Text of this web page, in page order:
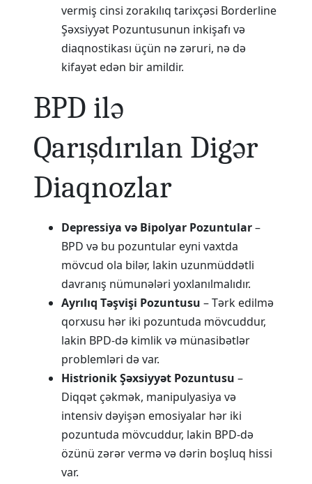
vermiş cinsi zorakılıq tarixçəsi Borderline
Şəxsiyyət Pozuntusunun inkişafı və
diaqnostikası üçün nə zəruri, nə də
kifayət edən bir amildir.
BPD ilə
Qarışdırılan Digər
Diaqnozlar
Depressiya və Bipolyar Pozuntular–
BPD və bu pozuntular eyni vaxtda
mövcud ola bilər, lakin uzunmüddətli
davranış nümunələri yoxlanılmalıdır.
Ayrılıq Təşvişi Pozuntusu – Tərk edilmə
qorxusu hər iki pozuntuda mövcuddur,
lakin BPD-də kimlik və münasibətlər
problemləri də var.
Histrionik Şəxsiyyət Pozuntusu –
Diqqət çəkmək, manipulyasiya və
intensiv dəyişən emosiyalar hər iki
pozuntuda mövcuddur, lakin BPD-də
özünü zərər vermə və dərin boşluq hissi
var.